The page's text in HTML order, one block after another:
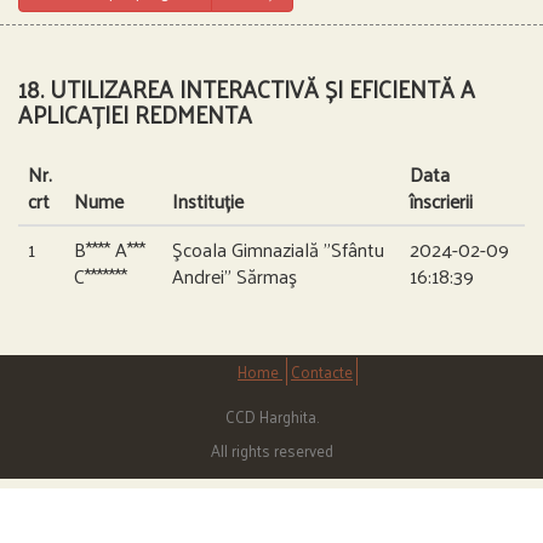
18. UTILIZAREA INTERACTIVĂ ȘI EFICIENTĂ A
APLICAȚIEI REDMENTA
Nr.
crt Nume Instituție
Data
înscrierii
1
B**** A***
C*******
Şcoala Gimnazială ”Sfântu
Andrei” Sărmaş
2024-02-09
16:18:39
Home Contacte
CCD Harghita.
All rights reserved